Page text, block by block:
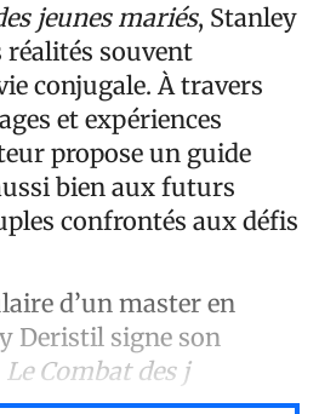
jeunes mariés, Stanley
réalités souvent
conjugale. À travers
et expériences
propose un guide
bien aux futurs
confrontés aux défis
d’un master en
Deristil signe son
Le Combat des j